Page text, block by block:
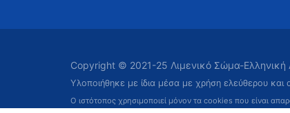
Copyright © 2021-25 Λιμενικό Σώμα-Ελληνική
Υλοποιήθηκε με ίδια μέσα με χρήση ελεύθερου και
Ο ιστότοπος χρησιμοποιεί μόνον τα cookies που είναι